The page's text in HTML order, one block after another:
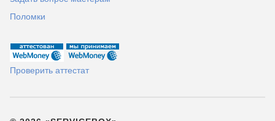
Поломки
Проверить аттестат